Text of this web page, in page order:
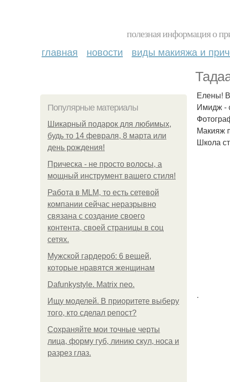
полезная информация о
главная новости виды макияжа и
Популярные материалы
Шикарный подарок для любимых,
будь то 14 февраля, 8 марта или
день рождения!
Прическа - не просто волосы, а
мощный инструмент вашего стиля!
Работа в MLM, то есть сетевой
компании сейчас неразрывно
связана с создание своего
контента, своей страницы в соц
сетях.
Мужской гардероб: 6 вещей,
которые нравятся женщинам
Dafunkystyle. Matrix neo.
Ищу моделей. В приоритете выберу
того, кто сделал репост?
Сохраняйте мои точные черты
лица, форму губ, линию скул, носа и
разрез глаз.
Елены!
Имидж -
Макияж
Школа
.